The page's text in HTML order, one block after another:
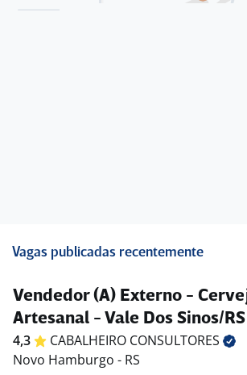
Vagas publicadas recentemente
Vendedor (A) Externo -
Artesanal - Vale Dos Sinos/RS
4,3 CABALHEIRO CONSULTORES
Novo Hamburgo - RS